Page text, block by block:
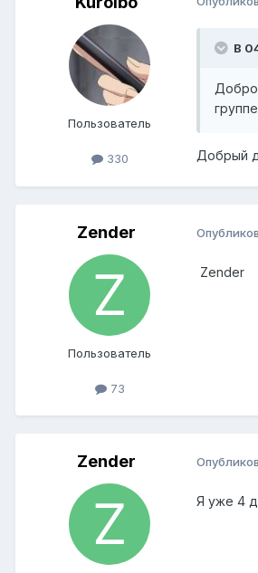
Пользователь
330
В
Добрый
Zender
Пользователь
73
Zender
Zender
Я уже 4